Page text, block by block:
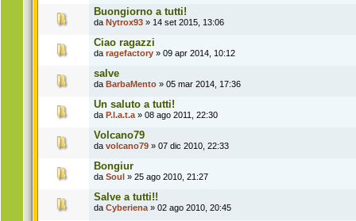
Buongiorno a tutti!
da Nytrox93 » 14 set 2015, 13:06
Ciao ragazzi
da ragefactory » 09 apr 2014, 10:12
salve
da BarbaMento » 05 mar 2014, 17:36
Un saluto a tutti!
da P.l.a.t.a » 08 ago 2011, 22:30
Volcano79
da volcano79 » 07 dic 2010, 22:33
Bongiur
da Soul » 25 ago 2010, 21:27
Salve a tutti!!
da Cyberiena » 02 ago 2010, 20:45